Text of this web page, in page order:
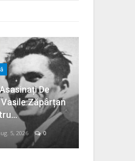
De
Zăpârțan
5, 2026 0